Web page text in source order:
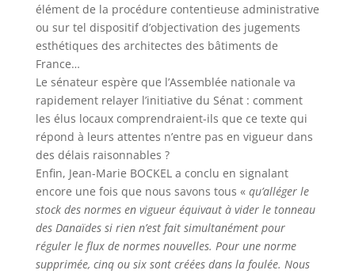
élément de la procédure contentieuse administrative
ou sur tel dispositif d’objectivation des jugements
esthétiques des architectes des bâtiments de
France…
Le sénateur espère que l’Assemblée nationale va
rapidement relayer l’initiative du Sénat : comment
les élus locaux comprendraient-ils que ce texte qui
répond à leurs attentes n’entre pas en vigueur dans
des délais raisonnables ?
Enfin, Jean-Marie BOCKEL a conclu en signalant
encore une fois que nous savons tous « qu’alléger le
stock des normes en vigueur équivaut à vider le tonneau
des Danaïdes si rien n’est fait simultanément pour
réguler le flux de normes nouvelles. Pour une norme
supprimée, cinq ou six sont créées dans la foulée. Nous